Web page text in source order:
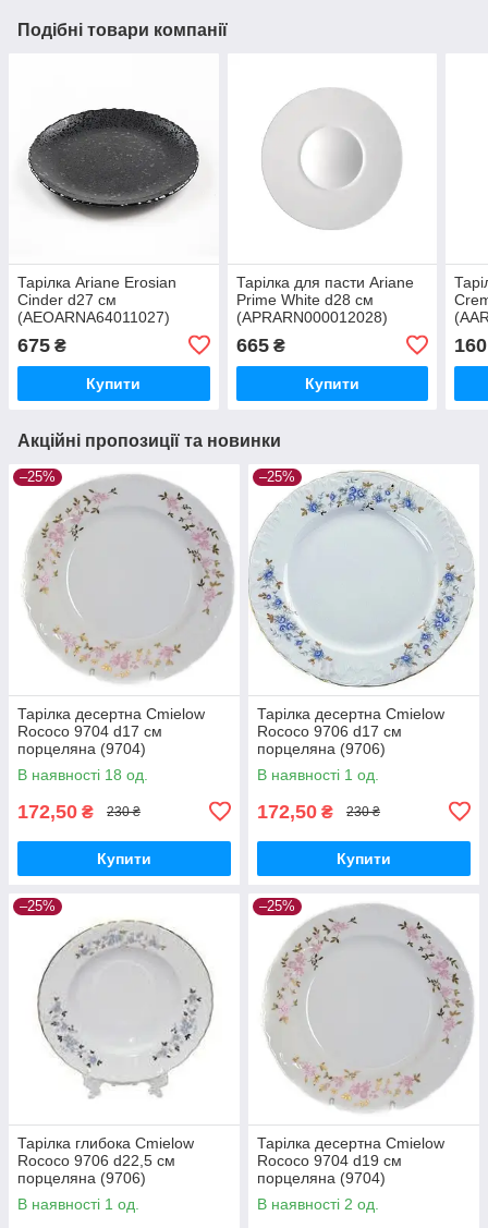
Подібні товари компанії
Тарілка Ariane Erosian
Cinder d27 см
(AEOARNA64011027)
675 ₴
Купити
Тарілка для пасти Ariane
Prime White d28 см
(APRARN000012028)
665₴
Купити
160
Акційні пропозиції та новинки
–25%
Тарілка десертна Cmielow
Rococo 9704 d17 см
порцеляна (9704)
В наявності 18 од.
172,50 ₴ 230 ₴
Купити
–25%
Тарілка десертна Cmielow
Rococo 9706 d17 см
порцеляна (9706)
В наявності 1 од.
172,50 ₴ 230 ₴
Купити
–25%
Тарілка глибока Cmielow
Rococo 9706 d22,5 см
порцеляна (9706)
В наявності 1 од.
–25%
Тарілка десертна Cmielow
Rococo 9704 d19 см
порцеляна (9704)
В наявності 2 од.